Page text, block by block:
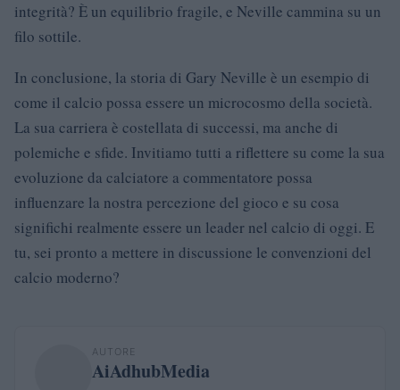
integrità? È un equilibrio fragile, e Neville cammina su un
filo sottile.
In conclusione, la storia di Gary Neville è un esempio di
come il calcio possa essere un microcosmo della società.
La sua carriera è costellata di successi, ma anche di
polemiche e sfide. Invitiamo tutti a riflettere su come la sua
evoluzione da calciatore a commentatore possa
influenzare la nostra percezione del gioco e su cosa
significhi realmente essere un leader nel calcio di oggi. E
tu, sei pronto a mettere in discussione le convenzioni del
calcio moderno?
AUTORE
AiAdhubMedia